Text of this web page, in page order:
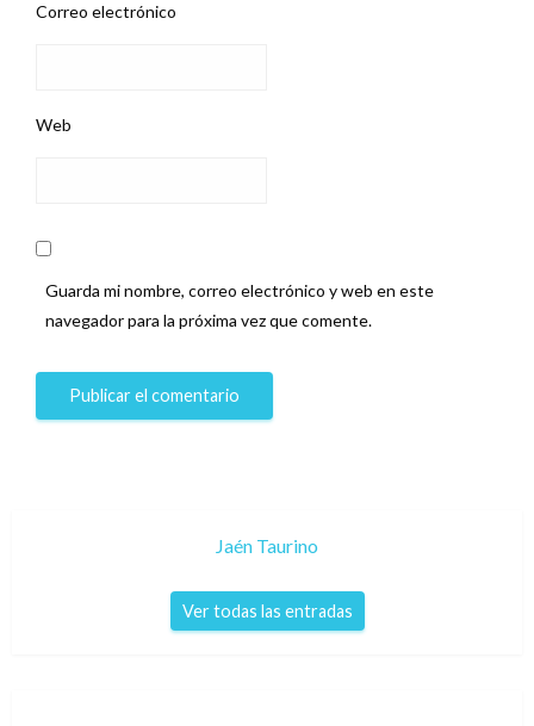
Correo electrónico
Web
Guarda mi nombre, correo electrónico y web en este
navegador para la próxima vez que comente.
Jaén Taurino
Ver todas las entradas